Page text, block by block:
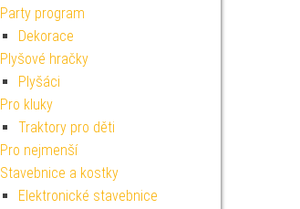
Party program
Dekorace
Plyšové hračky
Plyšáci
Pro kluky
Traktory pro děti
Pro nejmenší
Stavebnice a kostky
Elektronické stavebnice